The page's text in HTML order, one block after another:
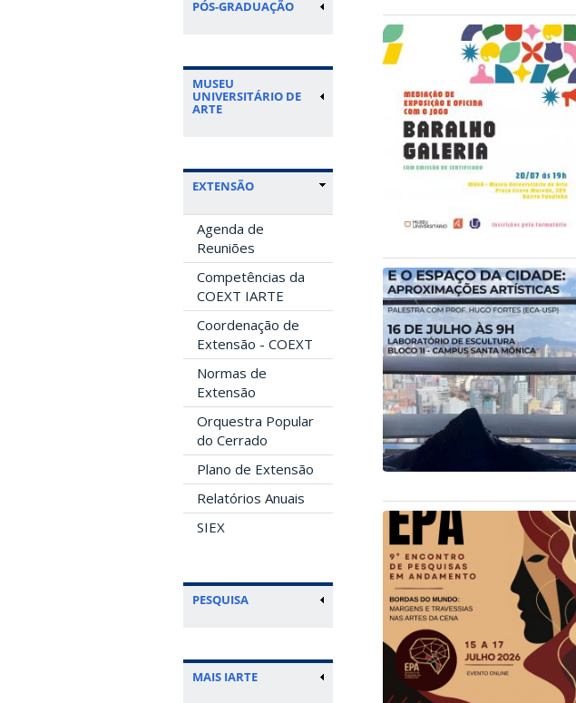
PÓS-GRADUAÇÃO
MUSEU
UNIVERSITÁRIO DE
ARTE
EXTENSÃO
Agenda de
Reuniões
Competências da
COEXT IARTE
Coordenação de
Extensão - COEXT
Normas de
Extensão
Orquestra Popular
do Cerrado
Plano de Extensão
Relatórios Anuais
SIEX
PESQUISA
MAIS IARTE